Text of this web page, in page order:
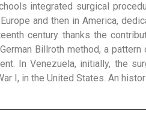
integrated surgical
and then in America,
century thanks the
Billroth method, a
In Venezuela, initially, the
I, in the United States. An